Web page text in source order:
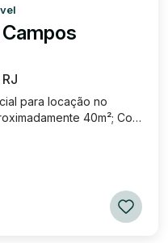
para locação no
40m²; Com
de Resende/RJ!